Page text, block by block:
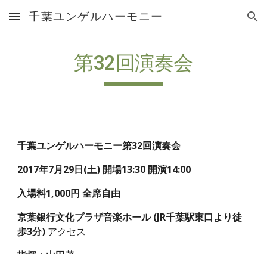
Skip to main content Skip to navigation
千葉ユンゲルハーモニー
第32回演奏会
千葉ユンゲルハーモニー第32回演奏会
2017年7月29日(土) 開場13:30 開演14:00
入場料1,000円 全席自由
京葉銀行文化プラザ音楽ホール (JR千葉駅東口より徒
歩3分) アクセス